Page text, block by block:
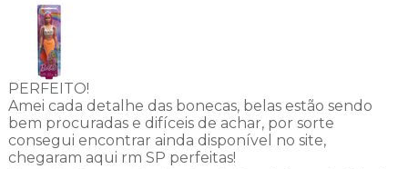
PERFEITO!
Amei cada detalhe das bonecas, belas estão sendo
bem procuradas e difíceis de achar, por sorte
consegui encontrar ainda disponível no site,
chegaram aqui rm SP perfeitas!